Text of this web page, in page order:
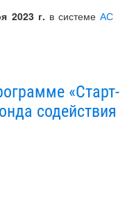
2023 г. в системеАС
«Старт-
содействия